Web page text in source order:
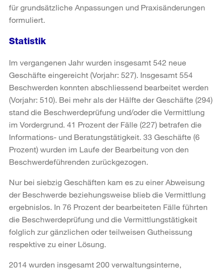
für grundsätzliche Anpassungen und Praxisänderungen
formuliert.
Statistik
Im vergangenen Jahr wurden insgesamt 542 neue
Geschäfte eingereicht (Vorjahr: 527). Insgesamt 554
Beschwerden konnten abschliessend bearbeitet werden
(Vorjahr: 510). Bei mehr als der Hälfte der Geschäfte (294)
stand die Beschwerdeprüfung und/oder die Vermittlung
im Vordergrund. 41 Prozent der Fälle (227) betrafen die
Informations- und Beratungstätigkeit. 33 Geschäfte (6
Prozent) wurden im Laufe der Bearbeitung von den
Beschwerdeführenden zurückgezogen.
Nur bei siebzig Geschäften kam es zu einer Abweisung
der Beschwerde beziehungsweise blieb die Vermittlung
ergebnislos. In 76 Prozent der bearbeiteten Fälle führten
die Beschwerdeprüfung und die Vermittlungstätigkeit
folglich zur gänzlichen oder teilweisen Gutheissung
respektive zu einer Lösung.
2014 wurden insgesamt 200 verwaltungsinterne,